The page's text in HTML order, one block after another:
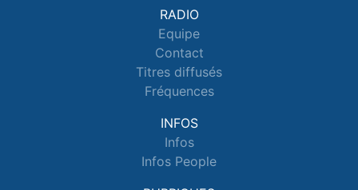
RADIO
Equipe
Contact
Titres diffusés
Fréquences
INFOS
Infos
Infos People